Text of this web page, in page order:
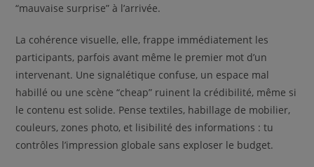
“mauvaise surprise” à l’arrivée.
La cohérence visuelle, elle, frappe immédiatement les
participants, parfois avant même le premier mot d’un
intervenant. Une signalétique confuse, un espace mal
habillé ou une scène “cheap” ruinent la crédibilité, même si
le contenu est solide. Pense textiles, habillage de mobilier,
couleurs, zones photo, et lisibilité des informations : tu
contrôles l’impression globale sans exploser le budget.